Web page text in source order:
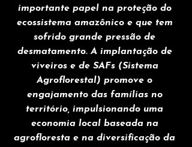
importante papel na proteção do
ecossistema amazônico e que tem
sofrido grande pressão de
desmatamento. A implantação de
viveiros e de SAFs (Sistema
Agroflorestal) promove o
engajamento das famílias no
território, impulsionando uma
economia local baseada na
agrofloresta e na diversificação da